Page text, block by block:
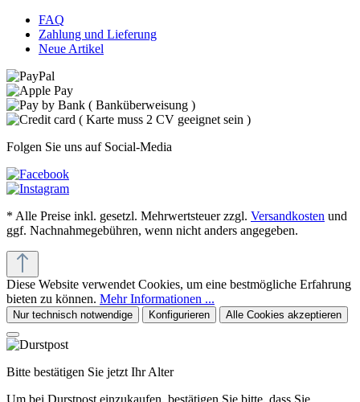
FAQ
Zahlung und Lieferung
Neue Artikel
Folgen Sie uns auf Social-Media
* Alle Preise inkl. gesetzl. Mehrwertsteuer zzgl. Versandkosten und
ggf. Nachnahmegebühren, wenn nicht anders angegeben.
Diese Website verwendet Cookies, um eine bestmögliche Erfahrung
bieten zu können. Mehr Informationen ...
Nur technisch notwendige Konfigurieren Alle Cookies akzeptieren
Bitte bestätigen Sie jetzt Ihr Alter
Um bei Durstpost einzukaufen, bestätigen Sie bitte, dass Sie